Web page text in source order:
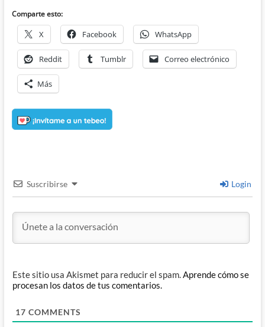
Comparte esto:
X Facebook WhatsApp
Reddit Tumblr Correo electrónico
Más
Suscribirse Login
Este sitio usa Akismet para reducir el spam.Aprende cómo se
procesan los datos de tus comentarios.
17 COMMENTS